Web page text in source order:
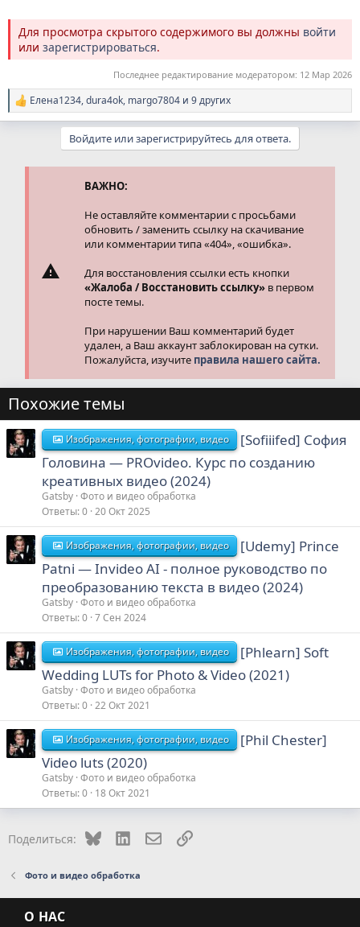
Для просмотра скрытого содержимого вы должны войти
или зарегистрироваться.
Последнее редактирование модератором: 12 Мар 2026
Р
е
Елена1234,dura4ok, margo7804 и 9 других
Войдите или зарегистрируйтесь для ответа.
ВАЖНО:
Не оставляйте комментарии с просьбами
обновить / заменить ссылку на скачивание
или комментарии типа «404», «ошибка».
Для восстановления ссылки есть кнопки
«Жалоба / Восстановить ссылку» в первом
посте темы.
При нарушении Ваш комментарий будет
удален, а Ваш аккаунт заблокирован на сутки.
Пожалуйста, изучите правила нашего сайта.
Похожие темы
Изображения, фотографии, видео
[Sofiiifed] София
Головина ― PROvideo. Курс по созданию
креативных видео (2024)
Gatsby Фото и видео обработка
Ответы 0 20 Окт 2025
Изображения, фотографии, видео
[Udemy] Prince
Patni — Invideo AI - полное руководство по
преобразованию текста в видео (2024)
Gatsby Фото и видео обработка
Ответы 0 7 Сен 2024
Изображения, фотографии, видео
[Phlearn] Soft
Wedding LUTs for Photo & Video (2021)
Gatsby Фото и видео обработка
Ответы 0 22 Окт 2021
Изображения, фотографии, видео
[Phil Chester]
Video luts (2020)
Gatsby Фото и видео обработка
Ответы 0 18 Окт 2021
Поделиться: Bluesky LinkedInЭлектронная почта
Ссылка
Фото и видео обработка
О НАС